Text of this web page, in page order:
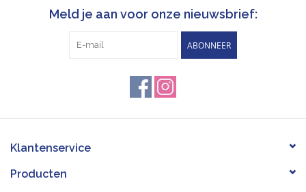
Meld je aan voor onze nieuwsbrief:
ABONNEER
Klantenservice
Producten